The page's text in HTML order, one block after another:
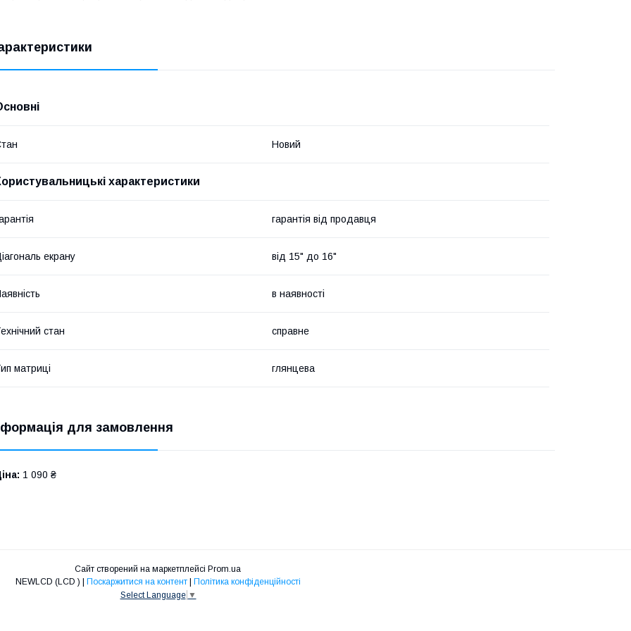
Новий
характеристики
гарантія від продавця
екрану від 15" до 16"
в наявності
стан справне
матриці глянцева
для замовлення
1 090 ₴
Сайт створений на маркетплейсі Prom.ua
NEWLCD (LCD ) | Поскаржитися на контент | Політика конфіденційності
Select Language ▼